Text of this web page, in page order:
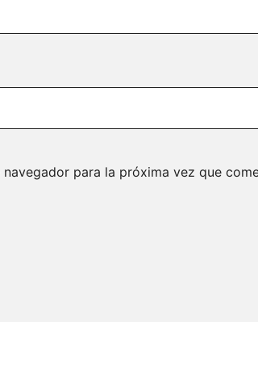
para la próxima vez que